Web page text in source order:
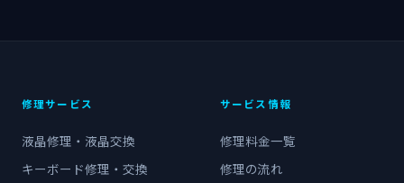
修理サービス
液晶修理・液晶交換
キーボード修理・交換
サービス情報
修理料金一覧
修理の流れ